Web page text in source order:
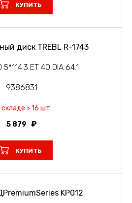
КУПИТЬ
диск TREBL R-1743
5*114.3 ET 40 DIA 64.1
9386831
складе > 16 шт.
5 879
КУПИТЬ
KP012